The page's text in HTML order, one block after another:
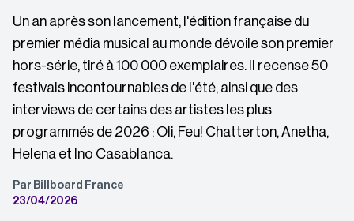
Un an après son lancement, l'édition française du
premier média musical au monde dévoile son premier
hors-série, tiré à 100 000 exemplaires. Il recense 50
festivals incontournables de l'été, ainsi que des
interviews de certains des artistes les plus
programmés de 2026 : Oli, Feu! Chatterton, Anetha,
Helena et Ino Casablanca.
Par Billboard France
23/04/2026